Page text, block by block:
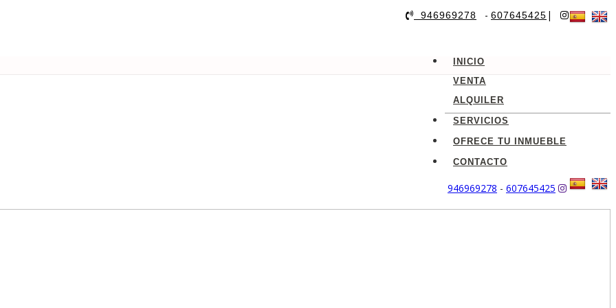
946969278 - 607645425 |
INICIO
VENTA
ALQUILER
SERVICIOS
OFRECE TU INMUEBLE
CONTACTO
946969278 - 607645425